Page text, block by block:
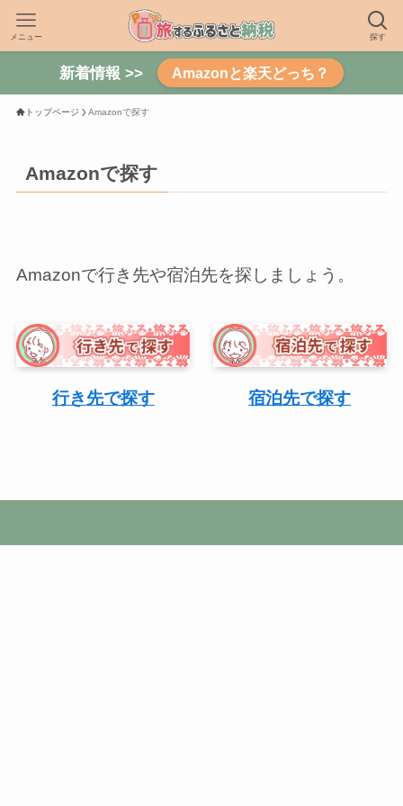
探す
メニュー
新着情報 >> Amazonと楽天どっち？
トップページ Amazonで探す
Amazonで探す
Amazonで行き先や宿泊先を探しましょう。
行き先で探す 宿泊先で探す